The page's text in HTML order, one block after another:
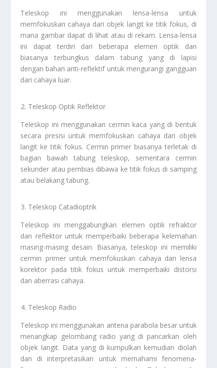
Teleskop ini menggunakan lensa-lensa untuk
memfokuskan cahaya dari objek langit ke titik fokus, di
mana gambar dapat di lihat atau di rekam. Lensa-lensa
ini dapat terdiri dari beberapa elemen optik dan
biasanya terbungkus dalam tabung yang di lapisi
dengan bahan anti-reflektif untuk mengurangi gangguan
dari cahaya luar.
Teleskop Optik Reflektor
Teleskop ini menggunakan cermin kaca yang di bentuk
secara presisi untuk memfokuskan cahaya dari objek
langit ke titik fokus. Cermin primer biasanya terletak di
bagian bawah tabung teleskop, sementara cermin
sekunder atau pembias dibawa ke titik fokus di samping
atau belakang tabung.
Teleskop Catadioptrik
Teleskop ini menggabungkan elemen optik refraktor
dan reflektor untuk memperbaiki beberapa kelemahan
masing-masing desain. Biasanya, teleskop ini memiliki
cermin primer untuk memfokuskan cahaya dan lensa
korektor pada titik fokus untuk memperbaiki distorsi
dan aberrasi cahaya.
Teleskop Radio
Teleskop ini menggunakan antena parabola besar untuk
menangkap gelombang radio yang di pancarkan oleh
objek langit. Data yang di kumpulkan kemudian diolah
dan di interpretasikan untuk memahami fenomena-